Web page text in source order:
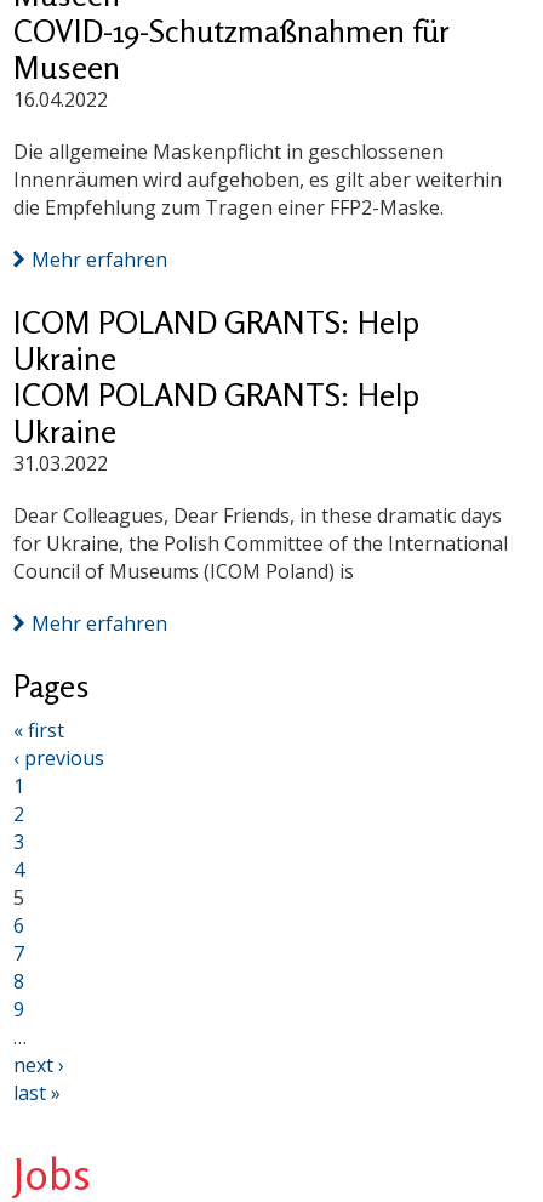
COVID-19-Schutzmaßnahmen für
Museen
16.04.2022
Die allgemeine Maskenpflicht in geschlossenen
Innenräumen wird aufgehoben, es gilt aber weiterhin
die Empfehlung zum Tragen einer FFP2-Maske.
Mehr erfahren
ICOM POLAND GRANTS: Help
Ukraine
ICOM POLAND GRANTS: Help
Ukraine
31.03.2022
Dear Colleagues, Dear Friends, in these dramatic days
for Ukraine, the Polish Committee of the International
Council of Museums (ICOM Poland) is
Mehr erfahren
Pages
« first
‹ previous
1
2
3
4
5
6
7
8
9
…
next ›
last »
Jobs